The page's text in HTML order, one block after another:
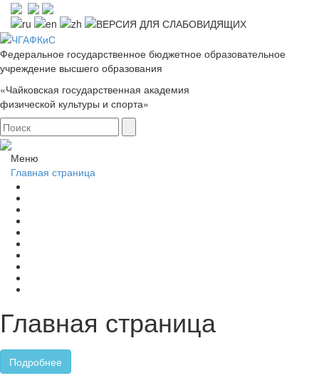
Федеральное государственное бюджетное образовательное
учреждение высшего образования
«Чайковская государственная академия
физической культуры и спорта»
Меню
Главная страница
Главная страница
Подробнее